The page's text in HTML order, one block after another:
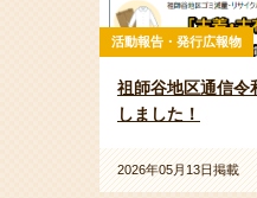
活動報告・発行広報物
祖師谷地区通信令
しました！
2026年05月13日掲載